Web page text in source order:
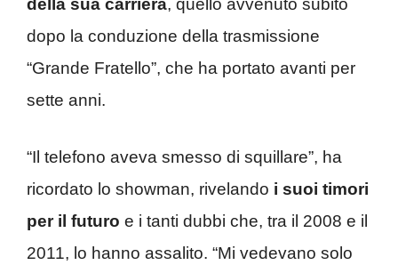
dopo la conduzione della trasmissione
“Grande Fratello”, che ha portato avanti per
sette anni.
“Il telefono aveva smesso di squillare”, ha
ricordato lo showman, rivelando i suoi timori
per il futuro e i tanti dubbi che, tra il 2008 e il
2011, lo hanno assalito. “Mi vedevano solo